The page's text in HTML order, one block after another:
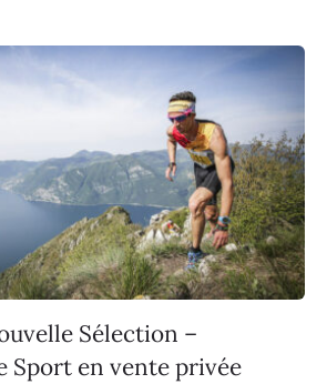
Sélection –
Sport en vente privée